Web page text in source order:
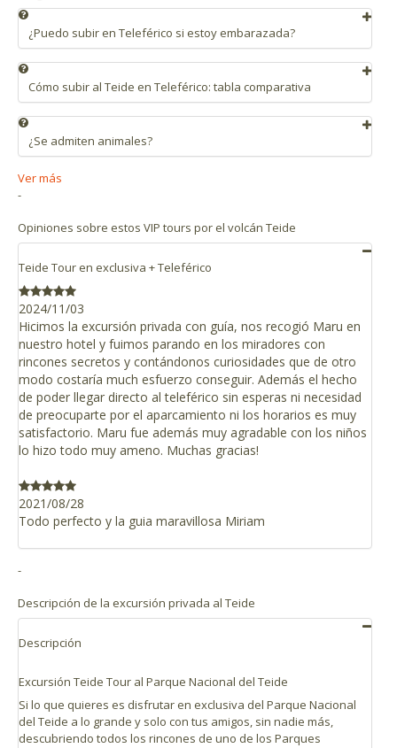
Permiso del Parque Nacional para acceder al cráter
¿Puedo subir en Teleférico si estoy embarazada?
subida conlleva un cambio brusco de presión y nivel de oxígeno.
Cómo subir al Teide en Teleférico: tabla comparativa
¿Se admiten animales?
Ver más
-
Opiniones sobre estos VIP tours por el volcán Teide
Teide Tour en exclusiva + Teleférico
2024/11/03
Hicimos la excursión privada con guía, nos recogió Maru en
nuestro hotel y fuimos parando en los miradores con
rincones secretos y contándonos curiosidades que de otro
modo costaría much esfuerzo conseguir. Además el hecho
de poder llegar directo al teleférico sin esperas ni necesidad
de preocuparte por el aparcamiento ni los horarios es muy
satisfactorio. Maru fue además muy agradable con los niños
lo hizo todo muy ameno. Muchas gracias!
2021/08/28
Todo perfecto y la guia maravillosa Miriam
-
Descripción de la excursión privada al Teide
Descripción
Excursión Teide Tour al Parque Nacional del Teide
Si lo que quieres es disfrutar en exclusiva del Parque Nacional
del Teide a lo grande y solo con tus amigos, sin nadie más,
descubriendo todos los rincones de uno de los Parques